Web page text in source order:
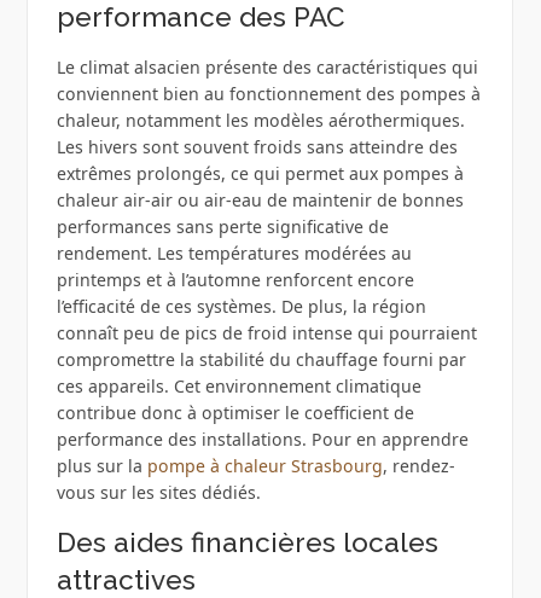
performance des PAC
Le climat alsacien présente des caractéristiques qui
conviennent bien au fonctionnement des pompes à
chaleur, notamment les modèles aérothermiques.
Les hivers sont souvent froids sans atteindre des
extrêmes prolongés, ce qui permet aux pompes à
chaleur air-air ou air-eau de maintenir de bonnes
performances sans perte significative de
rendement. Les températures modérées au
printemps et à l’automne renforcent encore
l’efficacité de ces systèmes. De plus, la région
connaît peu de pics de froid intense qui pourraient
compromettre la stabilité du chauffage fourni par
ces appareils. Cet environnement climatique
contribue donc à optimiser le coefficient de
performance des installations. Pour en apprendre
plus sur la pompe à chaleur Strasbourg, rendez-
vous sur les sites dédiés.
Des aides financières locales
attractives